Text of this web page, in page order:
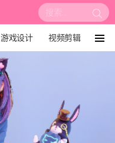
搜
索:
游戏设计 视频剪辑